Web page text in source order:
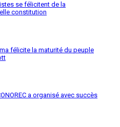
se félicitent de la
constitution
félicite la maturité du peuple
a organisé avec succès